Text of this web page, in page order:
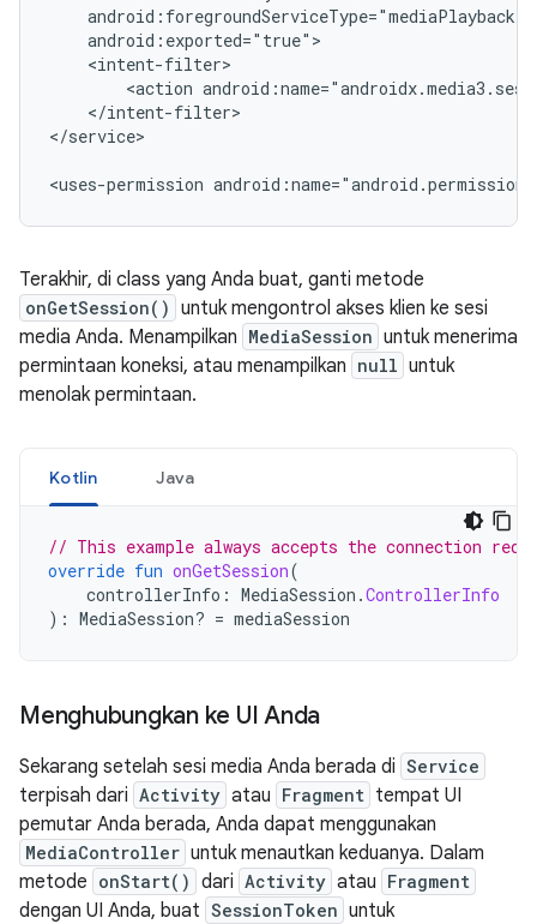
<action
</intent-filter>
</service>
<uses-permission
Terakhir, di class yang Anda buat, ganti metode
onGetSession() untuk mengontrol akses klien ke sesi
media Anda. Menampilkan MediaSession untuk menerima
permintaan koneksi, atau menampilkan null untuk
menolak permintaan.
Kotlin Java
// This example always accepts the connection
override fun onGetSession(
controllerInfo : MediaSession .ControllerInfo
): MediaSession? = mediaSession
Menghubungkan ke UI Anda
Sekarang setelah sesi media Anda berada di Service
terpisah dari Activity atau Fragment tempat UI
pemutar Anda berada, Anda dapat menggunakan
MediaController untuk menautkan keduanya. Dalam
metode onStart() dari Activity atau Fragment
dengan UI Anda, buat SessionToken untuk